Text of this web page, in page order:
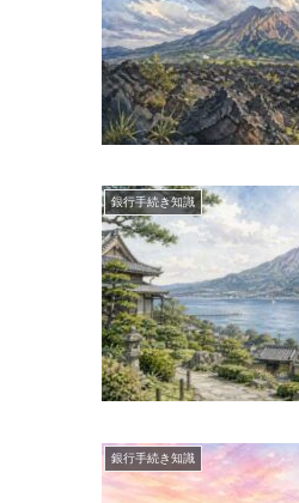
銀行手続き知識
銀行手続き知識